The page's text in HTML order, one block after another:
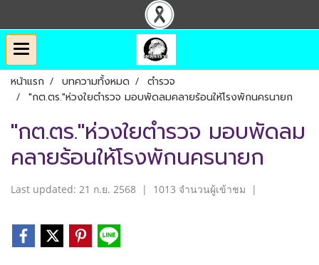
หน้าแรก บทความทั้งหมด
ตำรวจ
"กต.ตร."ห่วงใยตำรวจ มอบพัดลมคลายร้อนให้โรงพักนครนายก
"กต.ตร."ห่วงใยตำรวจ มอบพัดลม
คลายร้อนให้โรงพักนครนายก
Last updated: 21 ก.ย. 2568 | 1013 จำนวนผู้เข้าชม |